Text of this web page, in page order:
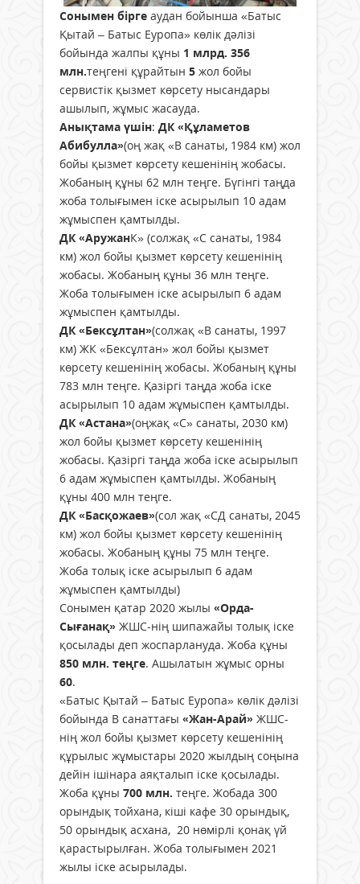
Сонымен бірге аудан бойынша «Батыс
Қытай – Батыс Еуропа» көлік дәлізі
бойында жалпы құны 1 млрд. 356
млн.теңгені құрайтын 5 жол бойы
сервистік қызмет көрсету нысандары
ашылып, жұмыс жасауда.
Анықтама үшін: ДК «Құламетов
Абибулла»(оң жақ «В санаты, 1984 км) жол
бойы қызмет көрсету кешенінің жобасы.
Жобаның құны 62 млн теңге. Бүгінгі таңда
жоба толығымен іске асырылып 10 адам
жұмыспен қамтылды.
ДК «АружанК» (солжақ «С санаты, 1984
км) жол бойы қызмет көрсету кешенінің
жобасы. Жобаның құны 36 млн теңге.
Жоба толығымен іске асырылып 6 адам
жұмыспен қамтылды.
ДК «Бексұлтан»(солжақ «В санаты, 1997
км) ЖК «Бексұлтан» жол бойы қызмет
көрсету кешенінің жобасы. Жобаның құны
783 млн теңге. Қазіргі таңда жоба іске
асырылып 10 адам жұмыспен қамтылды.
ДК «Астана»(оңжақ «С» санаты, 2030 км)
жол бойы қызмет көрсету кешенінің
жобасы. Қазіргі таңда жоба іске асырылып
6 адам жұмыспен қамтылды. Жобаның
құны 400 млн теңге.
ДК «Басқожаев»(сол жақ «СД санаты, 2045
км) жол бойы қызмет көрсету кешенінің
жобасы. Жобаның құны 75 млн теңге.
Жоба толық іске асырылып 6 адам
жұмыспен қамтылды)
Сонымен қатар 2020 жылы «Орда-
Сығанақ» ЖШС-нің шипажайы толық іске
қосылады деп жоспарлануда. Жоба құны
850 млн. теңге. Ашылатын жұмыс орны
60.
«Батыс Қытай – Батыс Еуропа» көлік дәлізі
бойында В санаттағы «Жан-Арай» ЖШС-
нің жол бойы қызмет көрсету кешенінің
құрылыс жұмыстары 2020 жылдың соңына
дейін ішінара аяқталып іске қосылады.
Жоба құны 700 млн. теңге. Жобада 300
орындық тойхана, кіші кафе 30 орындық,
50 орындық асхана, 20 нөмірлі қонақ үй
қарастырылған. Жоба толығымен 2021
жылы іске асырылады.